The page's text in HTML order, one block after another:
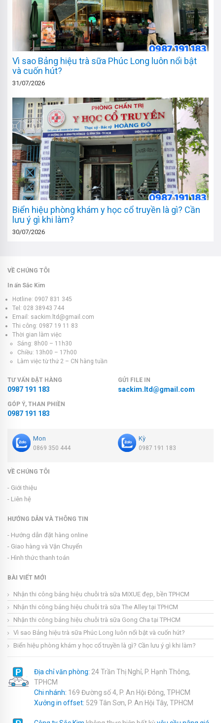
Vì sao Bảng hiệu trà sữa Phúc Long luôn nổi bật
và cuốn hút?
31/07/2026
Biển hiệu phòng khám y học cổ truyền là gì? Cần
lưu ý gì khi làm?
30/07/2026
VỀ CHÚNG TÔI
In ấn Sắc Kim
Hotline: 0907 831 345
Tel: 028 38943 744
Email: sackim.ltd@gmail.com
Thi công: 0987 19 11 83
Thời gian làm việc
Sáng: 8h00 – 11h30
Chiều: 13h00 – 17h00
Làm việc từ thứ 2 – CN hàng tuần
TƯ VẤN ĐẶT HÀNG
0987 191 183
GỬI FILE IN
sackim.ltd@gmail.com
GÓP Ý, THAN PHIỀN
0987 191 183
Mon
0869 350 444
Kỳ
0987 191 183
VỀ CHÚNG TÔI
- Giới thiệu
- Liên hệ
HƯỚNG DẪN VÀ THÔNG TIN
- Hướng dẫn đặt hàng online
- Giao hàng và Vận Chuyển
- Hình thức thanh toán
BÀI VIẾT MỚI
Nhận thi công bảng hiệu chuỗi trà sữa MIXUE đẹp, bền TPHCM
Nhận thi công bảng hiệu chuỗi trà sữa The Alley tại TPHCM
Nhận thi công bảng hiệu chuỗi trà sữa Gong Cha tại TPHCM
Vì sao Bảng hiệu trà sữa Phúc Long luôn nổi bật và cuốn hút?
Biển hiệu phòng khám y học cổ truyền là gì? Cần lưu ý gì khi làm?
Địa chỉ văn phòng: 24 Trần Thị Nghỉ, P. Hạnh Thông,
TPHCM
Chi nhánh: 169 Đường số 4, P. An Hội Đông, TPHCM
Xưởng in offset: 529 Tân Sơn, P. An Hội Tây, TPHCM